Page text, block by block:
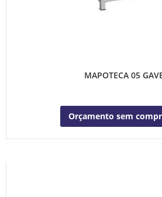
MAPOTECA 05
Orçamento sem